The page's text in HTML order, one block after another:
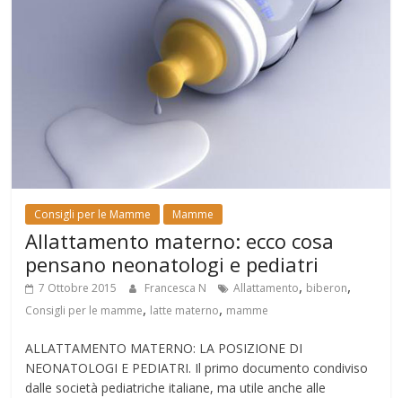
Consigli per le Mamme Mamme
Allattamento materno: ecco cosa
pensano neonatologi e pediatri
7 Ottobre 2015 Francesca N Allattamento, biberon,
Consigli per le mamme, latte materno, mamme
ALLATTAMENTO MATERNO: LA POSIZIONE DI
NEONATOLOGI E PEDIATRI. Il primo documento condiviso
dalle società pediatriche italiane, ma utile anche alle